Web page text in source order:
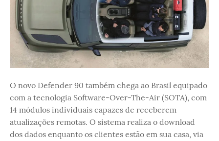
O novo Defender 90 também chega ao Brasil equipado
com a tecnologia Software-Over-The-Air (SOTA), com
14 módulos individuais capazes de receberem
atualizações remotas. O sistema realiza o download
dos dados enquanto os clientes estão em sua casa, via